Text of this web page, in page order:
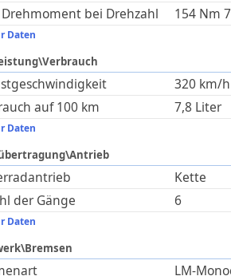
Drehmoment bei Drehzahl
154 Nm
Daten
320 km/h
auf 100 km
7,8 Liter
Daten
Kette
der Gänge
6
Daten
LM-